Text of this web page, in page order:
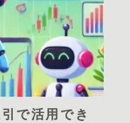
で活用でき